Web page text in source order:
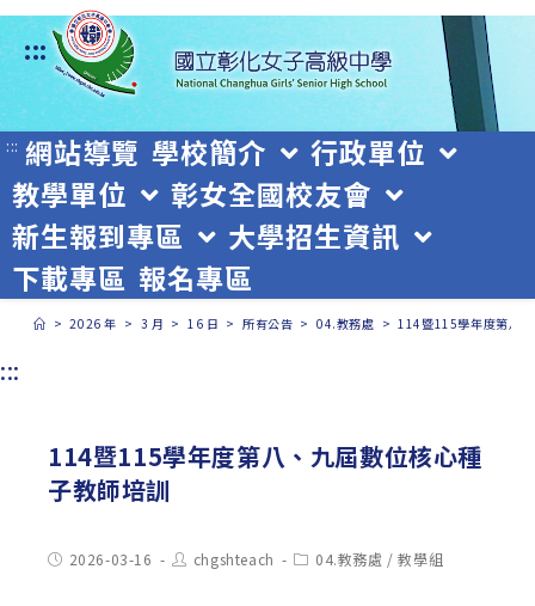
跳
轉
至
主
要
內
容
:::
::: 網站導覽 學校簡介
行政單位
教學單位
彰女全國校友會
新生報到專區
大學招生資訊
下載專區 報名專區
> 2026 年 > 3 月 > 16 日 > 所有公告 > 04.教務處 > 114暨115學年度第八
:::
114暨115學年度第八、九屆數位核心種
子教師培訓
Post2026-03-16
Post
author:
chgshteach
Post04.教務處 / 教學組